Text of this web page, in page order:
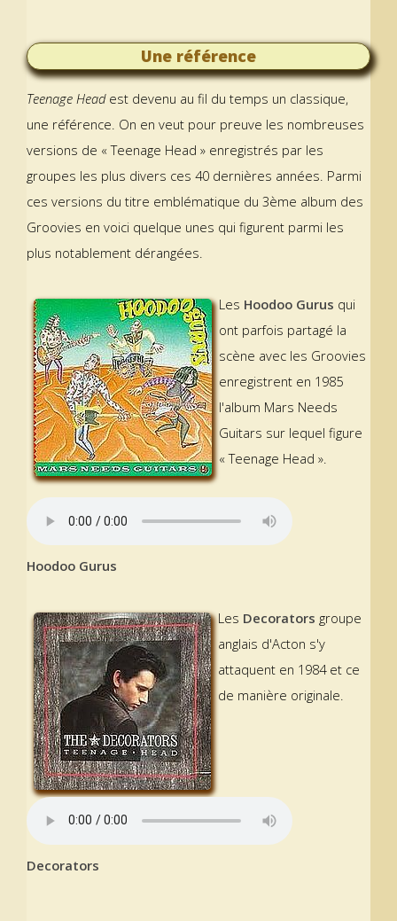
Une référence
Teenage Head est devenu au fil du temps un classique,
une référence. On en veut pour preuve les nombreuses
versions de « Teenage Head » enregistrés par les
groupes les plus divers ces 40 dernières années. Parmi
ces versions du titre emblématique du 3ème album des
Groovies en voici quelque unes qui figurent parmi les
plus notablement dérangées.
Les Hoodoo Gurus qui
ont parfois partagé la
scène avec les Groovies
enregistrent en 1985
l'album Mars Needs
Guitars sur lequel figure
« Teenage Head ».
Hoodoo Gurus
Les Decorators groupe
anglais d'Acton s'y
attaquent en 1984 et ce
de manière originale.
Decorators